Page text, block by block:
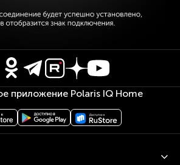
приложение Polaris IQ Home